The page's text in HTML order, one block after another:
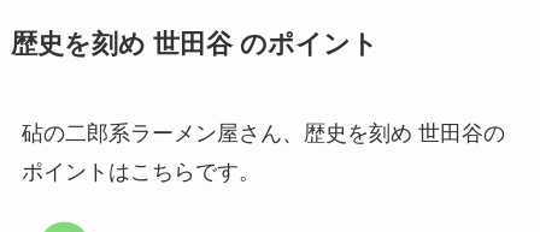
歴史を刻め 世田谷 のポイント
砧の二郎系ラーメン屋さん、歴史を刻め 世田谷の
ポイントはこちらです。